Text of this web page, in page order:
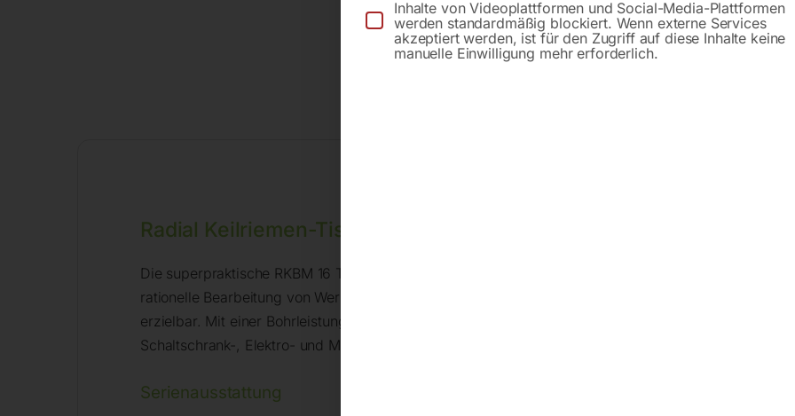
Anfrageformular
Radial Keilriemen-Tischbohrmaschine RKBM 16 T
Die superpraktische RKBM 16 T bietet dank ihres einfach einstellbaren Auslegers und einer Top-
rationelle Bearbeitung von Werkstücken. Speziell bei Distanz- und Serienkleinbohrungen ist eine
erzielbar. Mit einer Bohrleistung bis 16 mm ist die RKBM 16 T daher ein flexibel einsetzbares
Schaltschrank-, Elektro- und Modellbau, sowie für Berufsschulen und Lehrwerkstätten.
Serienausstattung
Inhalte von Videoplattformen und Social-Media-Plattformen
werden standardmäßig blockiert. Wenn externe Services
akzeptiert werden, ist für den Zugriff auf diese Inhalte keine
manuelle Einwilligung mehr erforderlich.